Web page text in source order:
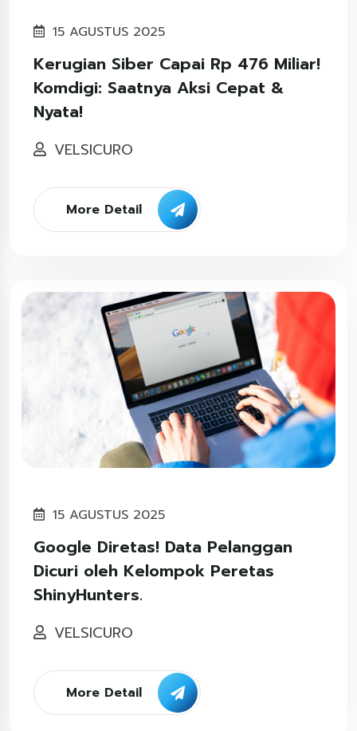
15 AGUSTUS 2025
Kerugian Siber Capai Rp 476 Miliar!
Komdigi: Saatnya Aksi Cepat &
Nyata!
VELSICURO
More Detail
15 AGUSTUS 2025
Google Diretas! Data Pelanggan
Dicuri oleh Kelompok Peretas
ShinyHunters.
VELSICURO
More Detail